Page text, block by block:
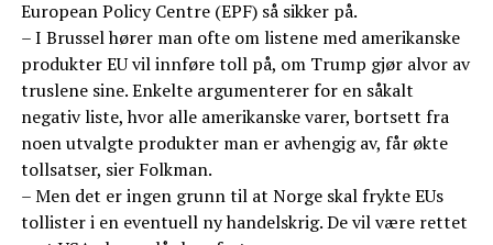
European Policy Centre (EPF) så sikker på.
– I Brussel hører man ofte om listene med amerikanske
produkter EU vil innføre toll på, om Trump gjør alvor av
truslene sine. Enkelte argumenterer for en såkalt
negativ liste, hvor alle amerikanske varer, bortsett fra
noen utvalgte produkter man er avhengig av, får økte
tollsatser, sier Folkman.
– Men det er ingen grunn til at Norge skal frykte EUs
tollister i en eventuell ny handelskrig. De vil være rettet